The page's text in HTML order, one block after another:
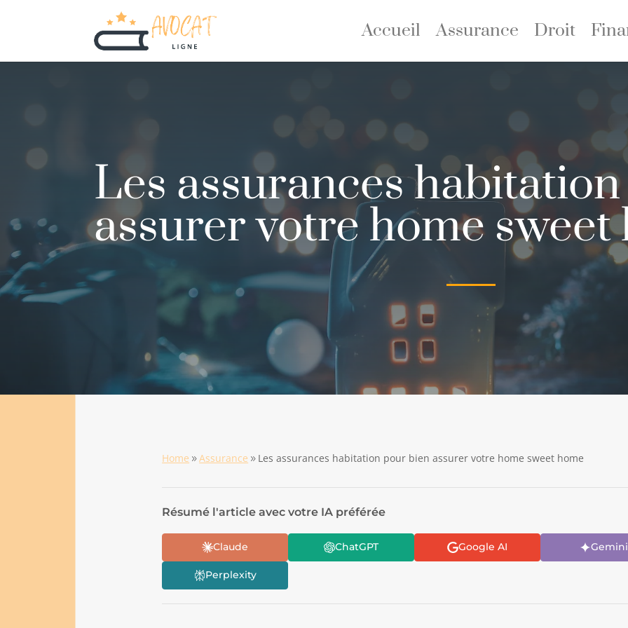
Accueil Assurance Droit
Les assurances
assurer votre home sweet
Home 9Assurance 9 Les assurances habitation pour bien assurer votre home sweet home
Résumé l'article avec votre IA préférée
Claude ChatGPT Google AI Gemini
Perplexity